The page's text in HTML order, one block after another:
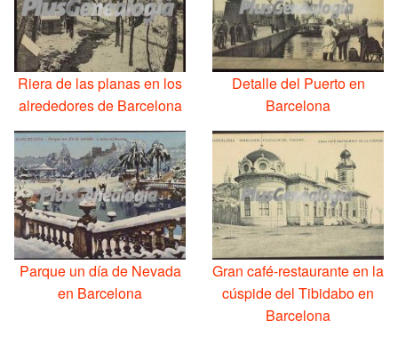
Riera de las planas en los
alrededores de Barcelona
Detalle del Puerto en
Barcelona
Parque un día de Nevada
en Barcelona
Gran café-restaurante en la
cúspide del Tibidabo en
Barcelona